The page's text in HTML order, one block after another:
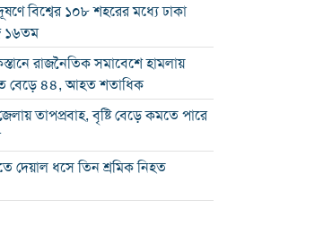
বিশ্বের ১০৮ শহরের মধ্যে ঢাকা
রাজনৈতিক সমাবেশে হামলায়
বেড়ে ৪৪, আহত শতাধিক
তাপপ্রবাহ, বৃষ্টি বেড়ে কমতে পারে
দেয়াল ধসে তিন শ্রমিক নিহত